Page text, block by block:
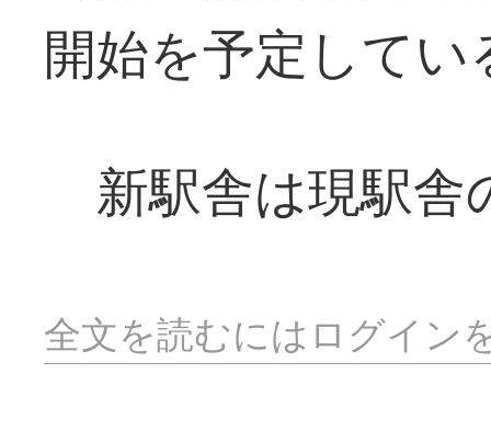
開始を予定してい
新駅舎は現駅舎
全文を読むにはログイン